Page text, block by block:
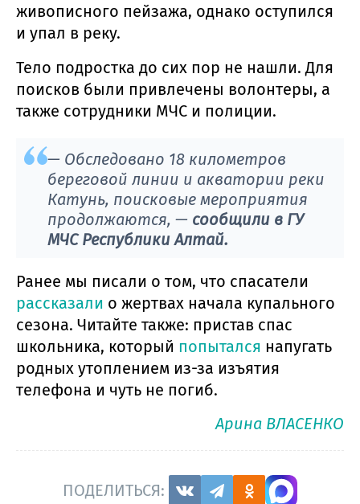
живописного пейзажа, однако оступился
и упал в реку.
Тело подростка до сих пор не нашли. Для
поисков были привлечены волонтеры, а
также сотрудники МЧС и полиции.
— Обследовано 18 километров
береговой линии и акватории реки
Катунь, поисковые мероприятия
продолжаются, — сообщили в ГУ
МЧС Республики Алтай.
Ранее мы писали о том, что спасатели
рассказали о жертвах начала купального
сезона. Читайте также: пристав спас
школьника, который попытался напугать
родных утоплением из-за изъятия
телефона и чуть не погиб.
Арина ВЛАСЕНКО
ПОДЕЛИТЬСЯ: